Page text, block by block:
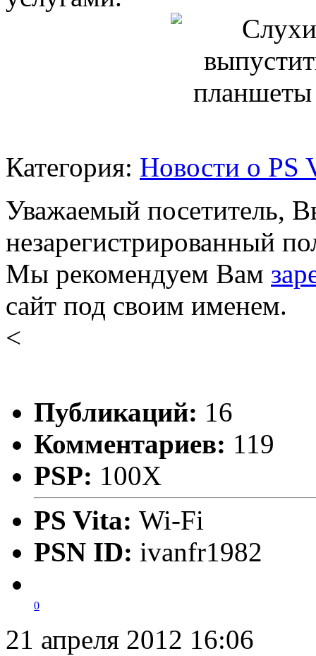
Категория: Новости о PS
Уважаемый посетитель,
незарегистрированный
Мы рекомендуем Вам
сайт под своим именем.
<
Публикаций: 16
Комментариев: 119
PSP: 100X
PS Vita: Wi-Fi
PSN ID: ivanfr1982
0
21 апреля 2012 16:06